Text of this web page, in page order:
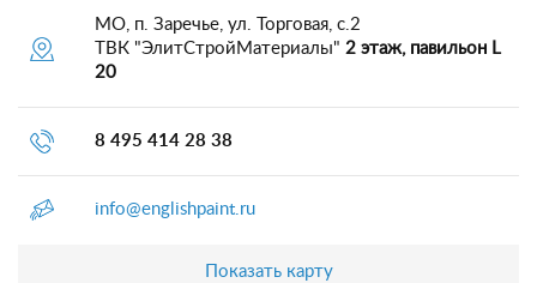
МО, п. Заречье, ул. Торговая, с.2
ТВК "ЭлитСтройМатериалы" 2 этаж, павильон L
20
8 495 414 28 38
info@englishpaint.ru
Показать карту